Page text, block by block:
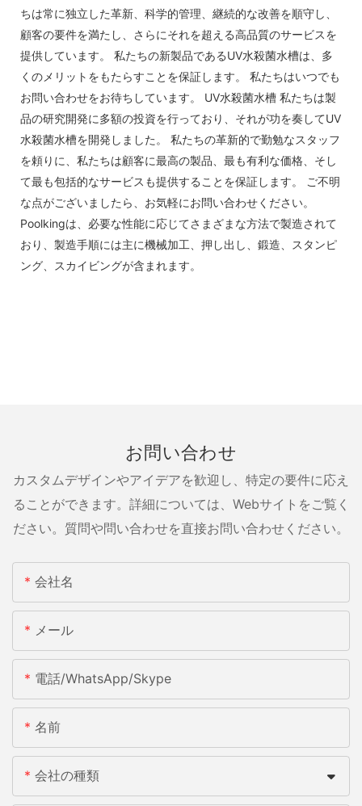
ちは常に独立した革新、科学的管理、継続的な改善を順守し、
顧客の要件を満たし、さらにそれを超える高品質のサービスを
提供しています。 私たちの新製品であるUV水殺菌水槽は、多
くのメリットをもたらすことを保証します。 私たちはいつでも
お問い合わせをお待ちしています。 UV水殺菌水槽 私たちは製
品の研究開発に多額の投資を行っており、それが功を奏してUV
水殺菌水槽を開発しました。 私たちの革新的で勤勉なスタッフ
を頼りに、私たちは顧客に最高の製品、最も有利な価格、そし
て最も包括的なサービスも提供することを保証します。 ご不明
な点がございましたら、お気軽にお問い合わせください。
Poolkingは、必要な性能に応じてさまざまな方法で製造されて
おり、製造手順には主に機械加工、押し出し、鍛造、スタンピ
ング、スカイビングが含まれます。
お問い合わせ
カスタムデザインやアイデアを歓迎し、特定の要件に応え
ることができます。詳細については、Webサイトをご覧く
ださい。質問や問い合わせを直接お問い合わせください。
会社名
メール
電話/WhatsApp/Skype
名前
会社の種類